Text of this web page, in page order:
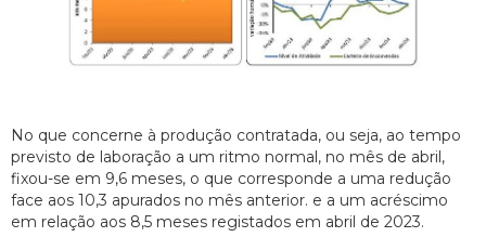
No que concerne à produção contratada, ou seja, ao tempo
previsto de laboração a um ritmo normal, no mês de abril,
fixou-se em 9,6 meses, o que corresponde a uma redução
face aos 10,3 apurados no mês anterior. e a um acréscimo
em relação aos 8,5 meses registados em abril de 2023.